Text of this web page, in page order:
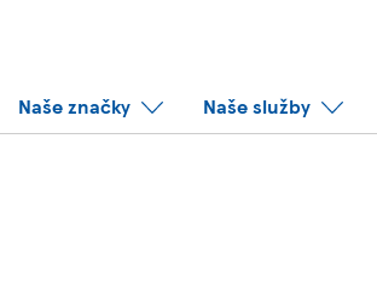
Naše značky Naše služby